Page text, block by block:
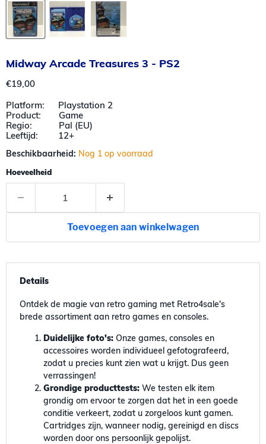
Midway Arcade Treasures 3 - PS2
Huidige prijs
€19,00
Platform: Playstation 2
Product: Game
Regio: Pal (EU)
Leeftijd: 12+
Beschikbaarheid: Nog 1 op voorraad
Hoeveelheid
Toevoegen aan winkelwagen
Details
Ontdek de magie van retro gaming met Retro4sale's
brede assortiment aan retro games en consoles.
Duidelijke foto's:Onze games, consoles en
accessoires worden individueel gefotografeerd,
zodat u precies kunt zien wat u krijgt. Dus geen
verrassingen!
Grondige producttests:We testen elk item
grondig om ervoor te zorgen dat het in een goede
conditie verkeert, zodat u zorgeloos kunt gamen.
Cartridges zijn, wanneer nodig, gereinigd en discs
worden door ons persoonlijk gepolijst.